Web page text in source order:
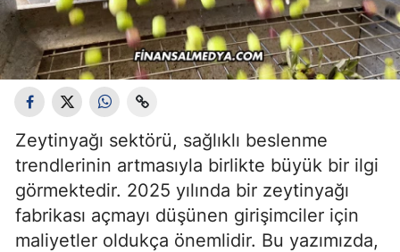
Zeytinyağı sektörü, sağlıklı beslenme
trendlerinin artmasıyla birlikte büyük bir ilgi
görmektedir. 2025 yılında bir zeytinyağı
fabrikası açmayı düşünen girişimciler için
maliyetler oldukça önemlidir. Bu yazımızda,